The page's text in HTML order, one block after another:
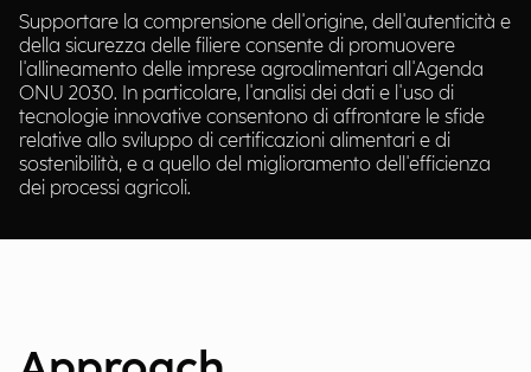
Supportare la comprensione dell'origine, dell'autenticità e
della sicurezza delle filiere consente di promuovere
l'allineamento delle imprese agroalimentari all'Agenda
ONU 2030. In particolare, l'analisi dei dati e l'uso di
tecnologie innovative consentono di affrontare le sfide
relative allo sviluppo di certificazioni alimentari e di
sostenibilità, e a quello del miglioramento dell'efficienza
dei processi agricoli.